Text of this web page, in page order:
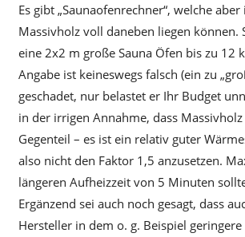
Es gibt „Saunaofenrechner“, welche
Massivholz voll daneben liegen können.
eine 2x2 m große Sauna Öfen bis zu 12
Angabe ist keineswegs falsch (ein zu
geschadet, nur belastet er Ihr Budget
in der irrigen Annahme, dass Massivholz
Gegenteil – es ist ein relativ guter
also nicht den Faktor 1,5 anzusetzen.
längeren Aufheizzeit von 5 Minuten
Ergänzend sei auch noch gesagt, dass
Hersteller in dem o. g. Beispiel